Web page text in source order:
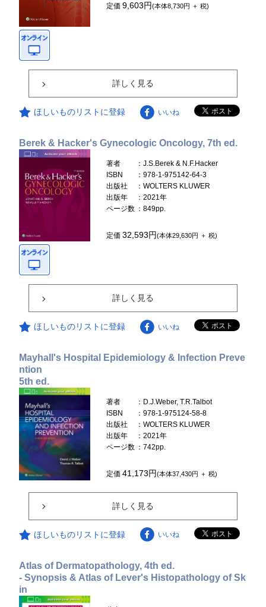
定価9,603円(本体8,730円 ＋ 税)
詳しく見る
ほしいものリストに登録 いいね
Berek & Hacker's Gynecologic Oncology, 7th ed.
著者
：J.S.Berek & N.F.Hacker
ISBN
：978-1-975142-64-3
出版社
：WOLTERS KLUWER
出版年
：2021年
ページ数 ：849pp.
定価32,593円(本体29,630円 ＋ 税)
詳しく見る
ほしいものリストに登録 いいね
Mayhall's Hospital Epidemiology & Infection Preve
ntion
5th ed.
著者
：D.J.Weber, T.R.Talbot
ISBN
：978-1-975124-58-8
出版社
：WOLTERS KLUWER
出版年
：2021年
ページ数 ：742pp.
定価41,173円(本体37,430円 ＋ 税)
詳しく見る
ほしいものリストに登録 いいね
Atlas of Dermatopathology, 4th ed.
- Synopsis & Atlas of Lever's Histopathology of Sk
in